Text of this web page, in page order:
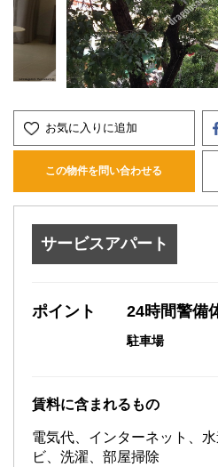
お気に入りに追加
この物件を問い合わせる
サービスアパート
ポイント 24時間警備
駐車場
賃料に含まれるもの
電気代、インターネット、
ビ、洗濯、部屋掃除